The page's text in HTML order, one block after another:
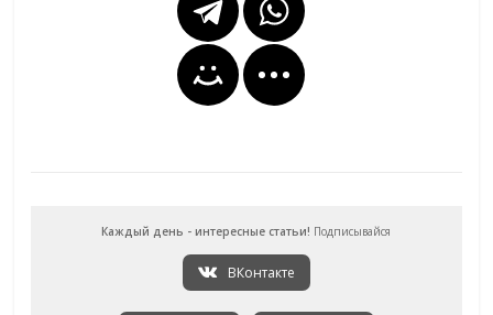
Каждый день - интересные статьи! Подписывайся
ВКонтакте